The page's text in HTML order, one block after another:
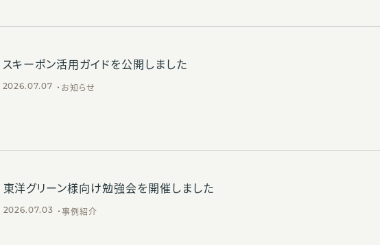
スキーポン活用ガイドを公開しました
2026.07.07 お知らせ
東洋グリーン様向け勉強会を開催しました
2026.07.03 事例紹介